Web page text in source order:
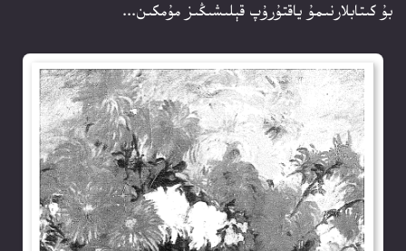
بۇ كىتابلارنىمۇ ياقتۇرۇپ قېلىشىڭىز مۇمكىن...